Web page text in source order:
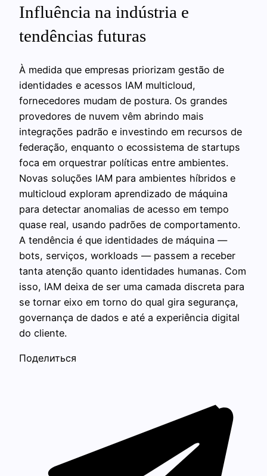
Influência na indústria e
tendências futuras
À medida que empresas priorizam gestão de
identidades e acessos IAM multicloud,
fornecedores mudam de postura. Os grandes
provedores de nuvem vêm abrindo mais
integrações padrão e investindo em recursos de
federação, enquanto o ecossistema de startups
foca em orquestrar políticas entre ambientes.
Novas soluções IAM para ambientes híbridos e
multicloud exploram aprendizado de máquina
para detectar anomalias de acesso em tempo
quase real, usando padrões de comportamento.
A tendência é que identidades de máquina —
bots, serviços, workloads — passem a receber
tanta atenção quanto identidades humanas. Com
isso, IAM deixa de ser uma camada discreta para
se tornar eixo em torno do qual gira segurança,
governança de dados e até a experiência digital
do cliente.
Поделиться